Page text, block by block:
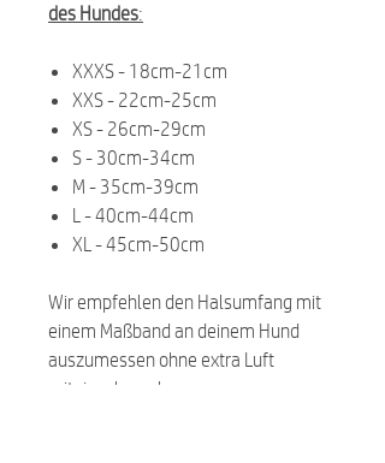
des Hundes:
XXXS - 18cm-21cm
XXS - 22cm-25cm
XS - 26cm-29cm
S - 30cm-34cm
M - 35cm-39cm
L - 40cm-44cm
XL - 45cm-50cm
Wir empfehlen den Halsumfang mit
einem Maßband an deinem Hund
auszumessen ohne extra Luft
miteinzuberechnen.